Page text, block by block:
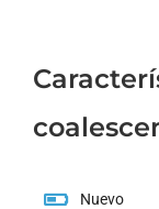
Nuevo